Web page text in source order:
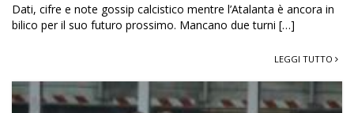
Dati, cifre e note gossip calcistico mentre l’Atalanta è ancora in
bilico per il suo futuro prossimo. Mancano due turni […]
LEGGI TUTTO